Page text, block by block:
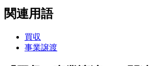
関連用語
買収
事業譲渡